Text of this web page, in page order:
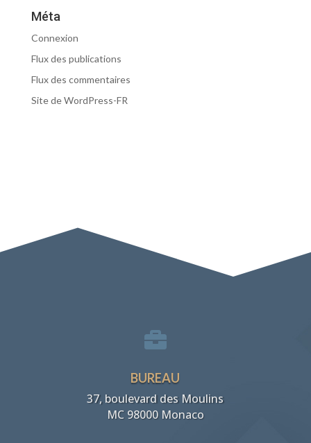
Méta
Connexion
Flux des publications
Flux des commentaires
Site de WordPress-FR

BUREAU
37, boulevard des Moulins
MC 98000 Monaco